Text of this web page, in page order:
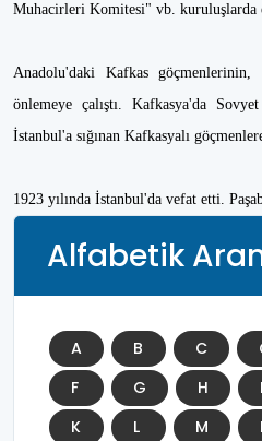
Muhacirleri Komitesi" vb. kuruluşlarda
Anadolu'daki Kafkas göçmenlerinin,
önlemeye çalıştı. Kafkasya'da
İstanbul'a sığınan Kafkasyalı
1923 yılında İstanbul'da vefat etti.
Alfabetik
A B C
F
G H I
K
L M